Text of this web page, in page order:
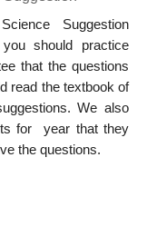
Suggestion
should practice
that the questions
read the textbook of
We also
for  year that they
the questions.